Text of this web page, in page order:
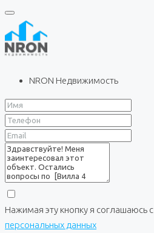
NRON Недвижимость
Нажимая эту кнопку я соглашаюсь с
персональных данных